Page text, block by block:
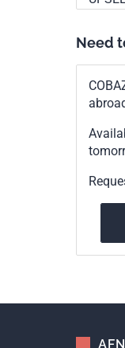
Need